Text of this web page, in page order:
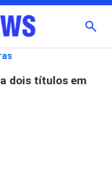
dois títulos em